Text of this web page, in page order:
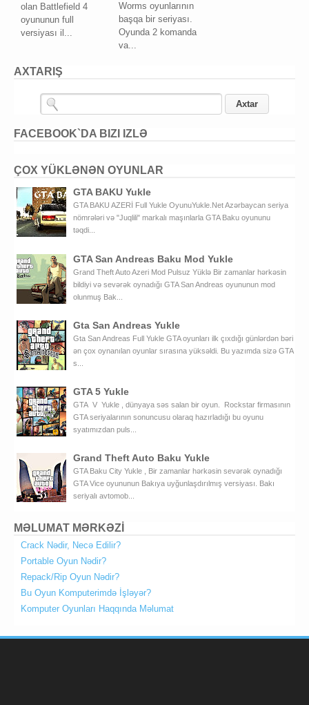
olan Battlefield 4
oyununun full
versiyası il...
Worms oyunlarının
başqa bir seriyası.
Oyunda 2 komanda
va...
AXTARIŞ
FACEBOOK`DA BIZI IZLƏ
ÇOX YÜKLƏNƏN OYUNLAR
GTA BAKU Yukle
GTA BAKU AZERİ Full Yukle OyunuYukle.Net Azərbaycan seriya
nömrələri və "Juqlili" markalı maşınlarla GTA Baku oyununu
təqdi...
GTA San Andreas Baku Mod Yukle
Grand Theft Auto Azeri Mod Pulsuz Yüklə Bir zamanlar hərkəsin
bildiyi və sevərək oynadığı GTA San Andreas oyununun mod
olunmuş Bak...
Gta San Andreas Yukle
Gta San Andreas Full Yukle GTA oyunları ilk çıxdığı günlərdən bəri
ən çox oynanılan oyunlar sırasına yüksəldi. Bu yazımda sizə GTA
s...
GTA 5 Yukle
GTA V Yukle , dünyaya səs salan bir oyun. Rockstar firmasının
GTA seriyalarının sonuncusu olaraq hazırladığı bu oyunu
syatımızdan puls...
Grand Theft Auto Baku Yukle
GTA Baku City Yukle , Bir zamanlar hərkəsin sevərək oynadığı
GTA Vice oyununun Bakıya uyğunlaşdırılmış versiyası. Bakı
seriyalı avtomob...
MƏLUMAT MƏRKƏZİ
Crack Nədir, Necə Edilir?
Portable Oyun Nədir?
Repack/Rip Oyun Nədir?
Bu Oyun Komputerimdə İşləyər?
Komputer Oyunları Haqqında Məlumat